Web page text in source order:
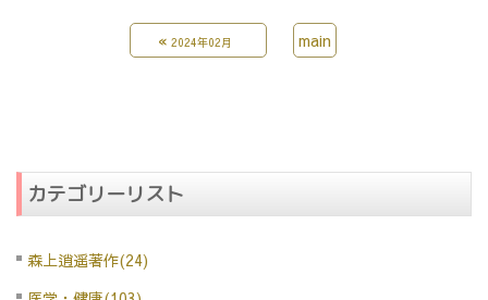
«2024年02月 main
カテゴリーリスト
森上逍遥著作(24)